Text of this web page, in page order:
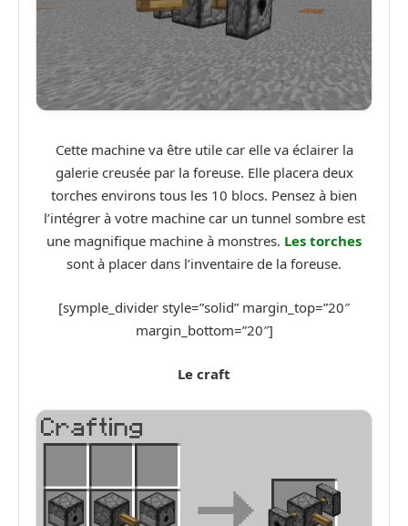
Cette machine va être utile car elle va éclairer la
galerie creusée par la foreuse. Elle placera deux
torches environs tous les 10 blocs. Pensez à bien
l’intégrer à votre machine car un tunnel sombre est
une magnifique machine à monstres. Les torches
sont à placer dans l’inventaire de la foreuse.
[symple_divider style=”solid” margin_top=”20″
margin_bottom=”20″]
Le craft